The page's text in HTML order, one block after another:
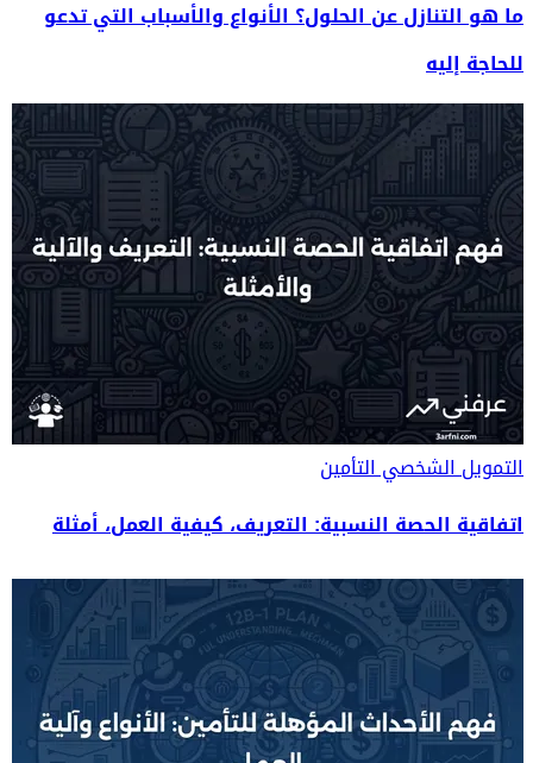
ما هو التنازل عن الحلول؟ الأنواع والأسباب التي تدعو
للحاجة إليه
التمويل الشخصيالتأمين
اتفاقية الحصة النسبية: التعريف، كيفية العمل، أمثلة